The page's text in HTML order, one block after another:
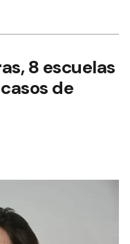
8 escuelas
de